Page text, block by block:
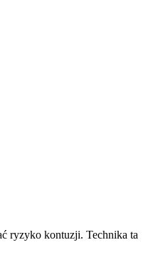
ryzyko kontuzji. Technika ta